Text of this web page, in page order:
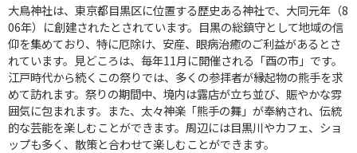
大鳥神社は、東京都目黒区に位置する歴史ある神社で、大同元年（8
06年）に創建されたとされています。目黒の総鎮守として地域の信
仰を集めており、特に厄除け、安産、眼病治癒のご利益があるとさ
れています。見どころは、毎年11月に開催される「酉の市」です。
江戸時代から続くこの祭りでは、多くの参拝者が縁起物の熊手を求
めて訪れます。祭りの期間中、境内は露店が立ち並び、賑やかな雰
囲気に包まれます。また、太々神楽「熊手の舞」が奉納され、伝統
的な芸能を楽しむことができます。周辺には目黒川やカフェ、ショ
ップも多く、散策と合わせて楽しむことができます。